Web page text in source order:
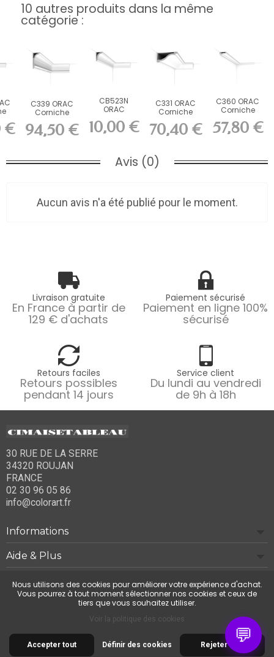
10 autres produits dans la même
catégorie :
€
C339 ORAC
Corniche
Purotouch
L200 x H14,1...
94,50 €
CB523N
ORAC
Corniche
non-primed
Durofoam...
10,00 €
C331 ORAC
Corniche
Purotouch
L200 x H6,4 x...
70,40 €
C360 ORAC
Corniche
Purotouch
L200 x H2,1 x...
57,80 €
Avis (0)
Aucun avis n'a été publié pour le moment.
Livraison gratuite
En France à partir de
129 € d'achats
Paiement sécurisé
Paiement en ligne 100%
sécurisé
Retours faciles
Retours possibles
pendant 14 jours
Service client
Du lundi au vendredi
de 9h à 18h
30 RUE DE LA SERRE
34320 ROUJAN
FRANCE
02 30 96 05 86
info@colorart.fr
Informations
Aide & Plus
Notre société
Contactez-nous
💬
© 2026 Cimaise Tableau. Tous droits réservés.
Nous utilisons des cookies pour améliorer votre expérience d'achat.
Vous pourrez à tout moment sélectionner nos cookies et ceux de
tiers que vous souhaitez utiliser.
Voir la politique des cookies
Accepter tout Rejeter tout
Définir des cookies